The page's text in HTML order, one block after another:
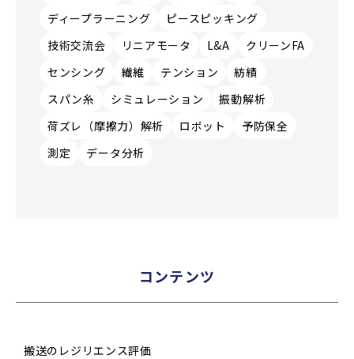
ディープラーニング
ピースピッキング
技術交流会
リニアモータ L&A
クリーンFA
センシング
繊維 テンション
紡績
スパン糸
シミュレーション
振動解析
荷ズレ（摩擦力）解析
ロボット
予防保全
測定
データ分析
コンテンツ
搬送のレジリエンス評価